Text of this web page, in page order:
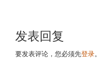
发表回复
要发表评论，您必须先登录。